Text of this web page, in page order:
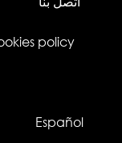
policy
Español